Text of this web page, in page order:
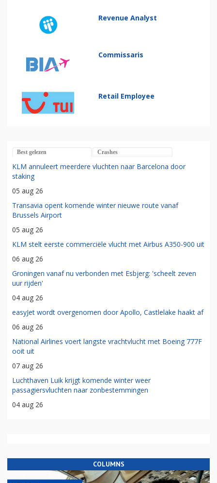
Revenue Analyst
Commissaris
Retail Employee
Best gelezen Crashes
KLM annuleert meerdere vluchten naar Barcelona door
staking
05 aug 26
Transavia opent komende winter nieuwe route vanaf
Brussels Airport
05 aug 26
KLM stelt eerste commerciële vlucht met Airbus A350-900 uit
06 aug 26
Groningen vanaf nu verbonden met Esbjerg: 'scheelt zeven
uur rijden'
04 aug 26
easyJet wordt overgenomen door Apollo, Castlelake haakt af
06 aug 26
National Airlines voert langste vrachtvlucht met Boeing 777F
ooit uit
07 aug 26
Luchthaven Luik krijgt komende winter weer
passagiersvluchten naar zonbestemmingen
04 aug 26
COLUMNS